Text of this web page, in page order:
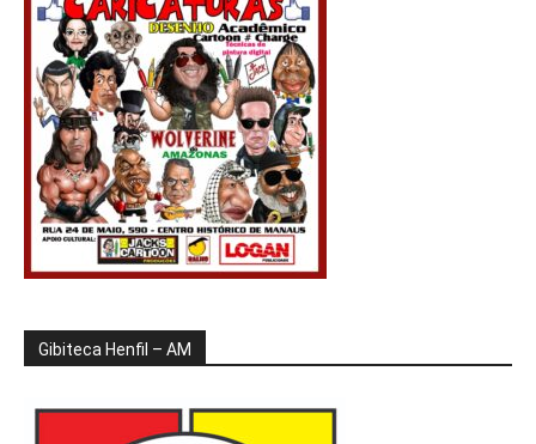
Gibiteca Henfil – AM